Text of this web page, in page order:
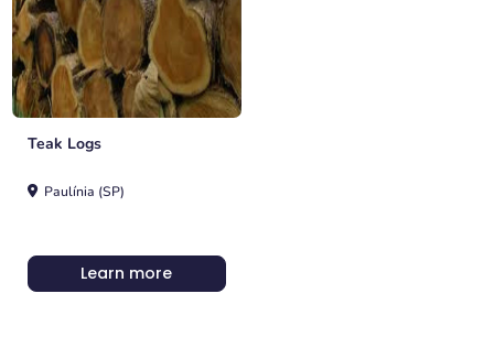
Teak Logs
Paulínia (SP)
Learn more